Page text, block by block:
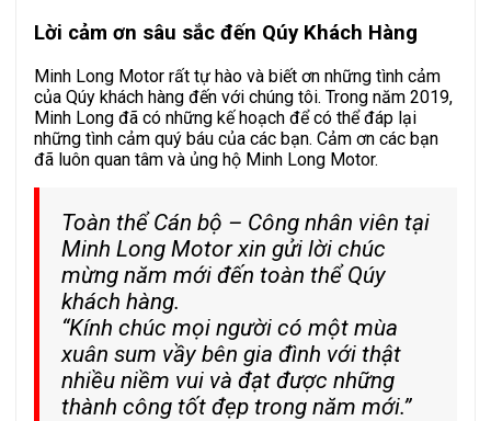
Lời cảm ơn sâu sắc đến Qúy Khách Hàng
Minh Long Motor rất tự hào và biết ơn những tình cảm
của Qúy khách hàng đến với chúng tôi. Trong năm 2019,
Minh Long đã có những kế hoạch để có thể đáp lại
những tình cảm quý báu của các bạn. Cảm ơn các bạn
đã luôn quan tâm và ủng hộ Minh Long Motor.
Toàn thể Cán bộ – Công nhân viên tại
Minh Long Motor xin gửi lời chúc
mừng năm mới đến toàn thể Qúy
khách hàng.
“Kính chúc mọi người có một mùa
xuân sum vầy bên gia đình với thật
nhiều niềm vui và đạt được những
thành công tốt đẹp trong năm mới.”